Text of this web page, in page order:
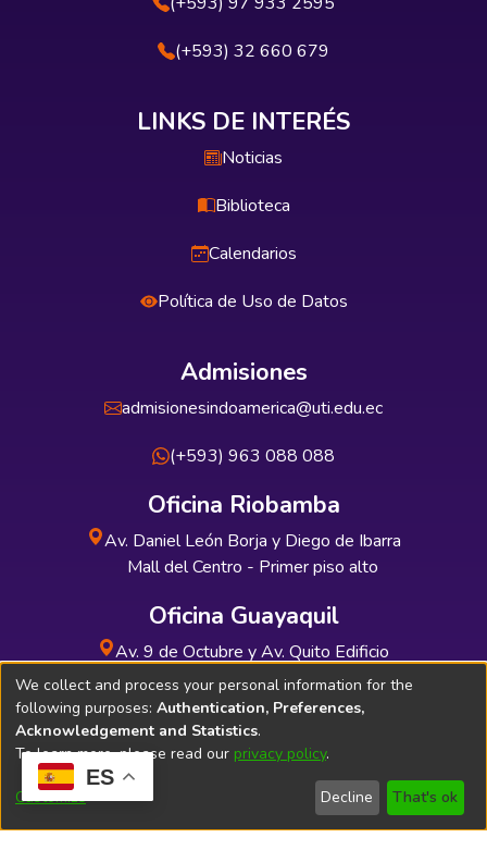
ES
(+593) 32 660 679
LINKS DE INTERÉS
Noticias
Biblioteca
Calendarios
Política de Uso de Datos
Admisiones
admisionesindoamerica@uti.edu.ec
(+593) 963 088 088
Oficina Riobamba
Av. Daniel León Borja y Diego de Ibarra
Mall del Centro - Primer piso alto
Oficina Guayaquil
Av. 9 de Octubre y Av. Quito Edificio
INDUAUTO - Planta baja
Soporte Técnico Bibliolatino.com
We collect and process your personal information for the
following purposes: Authentication, Preferences,
Acknowledgement and Statistics.
To learn more, please read our privacy policy.
Customize Decline That's ok